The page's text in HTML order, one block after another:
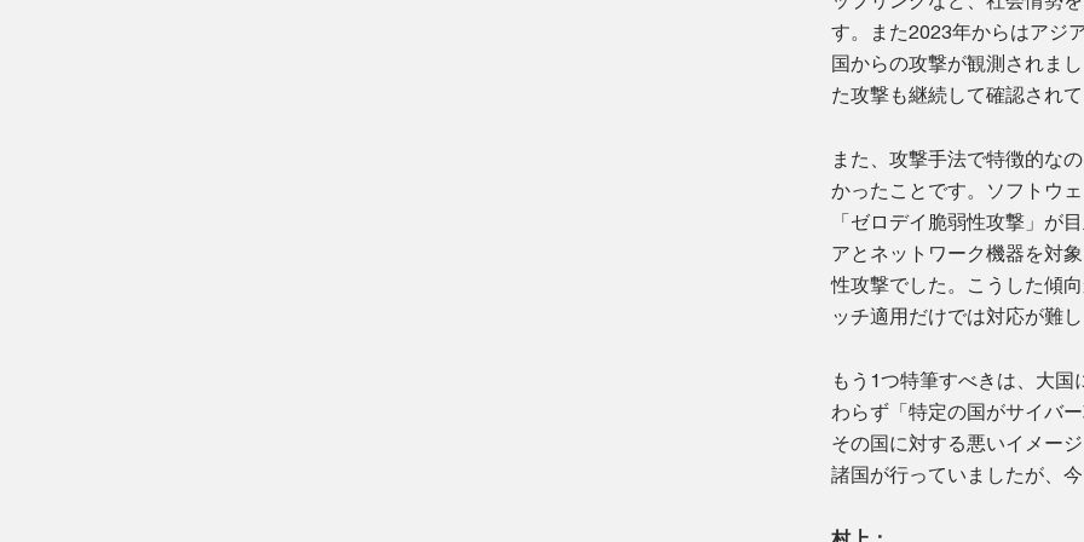
す。また2023年からはアジ
国からの攻撃が観測されま
た攻撃も継続して確認され
また、攻撃手法で特徴的な
かったことです。ソフトウ
「ゼロデイ脆弱性攻撃」が
アとネットワーク機器を対
性攻撃でした。こうした傾
ッチ適用だけでは対応が難
もう1つ特筆すべきは、大
わらず「特定の国がサイバ
その国に対する悪いイメー
諸国が行っていましたが、